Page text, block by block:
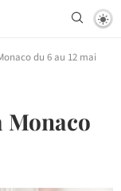
du 6 au 12 mai
Monaco